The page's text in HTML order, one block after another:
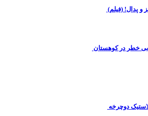
(فیلم)
کوهستان
دوچرخه